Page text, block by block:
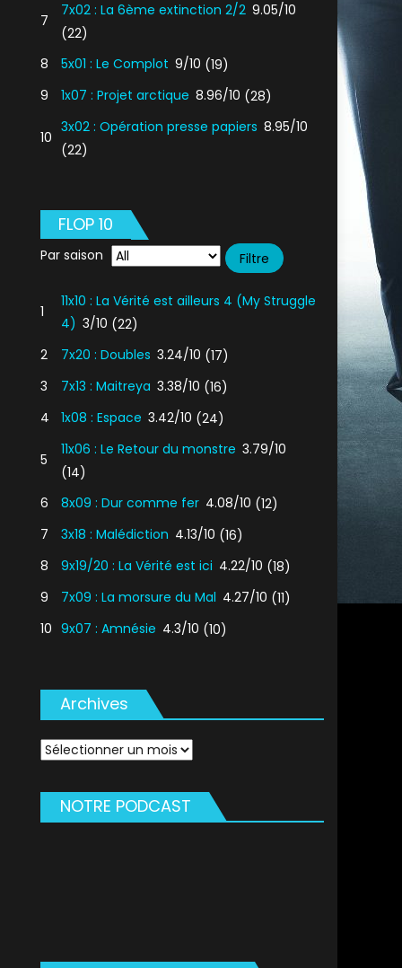
7
7x02 : La 6ème extinction 2/2 9.05/10
(22)
8
5x01 : Le Complot 9/10 (19)
9
1x07 : Projet arctique 8.96/10 (28)
10
3x02 : Opération presse papiers 8.95/10
(22)
FLOP 10
Par saison
1
11x10 : La Vérité est ailleurs 4 (My Struggle
4) 3/10 (22)
2
7x20 : Doubles 3.24/10 (17)
3
7x13 : Maitreya 3.38/10 (16)
4
1x08 : Espace 3.42/10 (24)
5
11x06 : Le Retour du monstre 3.79/10
(14)
6
8x09 : Dur comme fer 4.08/10 (12)
7
3x18 : Malédiction 4.13/10 (16)
8
9x19/20 : La Vérité est ici 4.22/10 (18)
9
7x09 : La morsure du Mal 4.27/10 (11)
10 9x07 : Amnésie 4.3/10 (10)
Archives
Archives
NOTRE PODCAST